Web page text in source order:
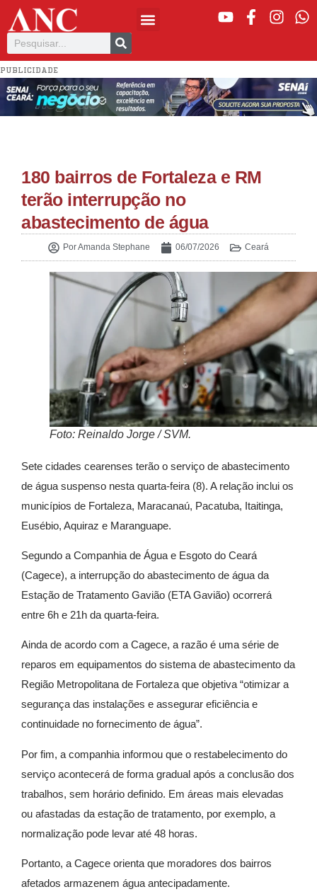
PUBLICIDADE
180 bairros de Fortaleza e RM
terão interrupção no
abastecimento de água
PorAmanda Stephane 06/07/2026 Ceará
Foto: Reinaldo Jorge / SVM.
Sete cidades cearenses terão o serviço de abastecimento
de água suspenso nesta quarta-feira (8). A relação inclui os
municípios de Fortaleza, Maracanaú, Pacatuba, Itaitinga,
Eusébio, Aquiraz e Maranguape.
Segundo a Companhia de Água e Esgoto do Ceará
(Cagece), a interrupção do abastecimento de água da
Estação de Tratamento Gavião (ETA Gavião) ocorrerá
entre 6h e 21h da quarta-feira.
Ainda de acordo com a Cagece, a razão é uma série de
reparos em equipamentos do sistema de abastecimento da
Região Metropolitana de Fortaleza que objetiva “otimizar a
segurança das instalações e assegurar eficiência e
continuidade no fornecimento de água”.
Por fim, a companhia informou que o restabelecimento do
serviço acontecerá de forma gradual após a conclusão dos
trabalhos, sem horário definido. Em áreas mais elevadas
ou afastadas da estação de tratamento, por exemplo, a
normalização pode levar até 48 horas.
Portanto, a Cagece orienta que moradores dos bairros
afetados armazenem água antecipadamente.